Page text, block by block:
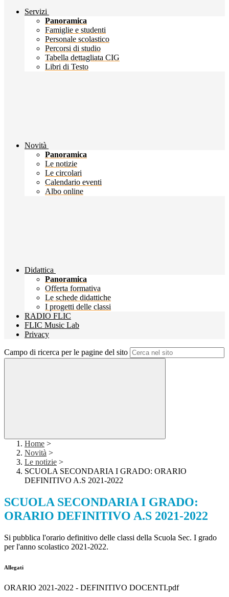
Servizi
Panoramica
Famiglie e studenti
Personale scolastico
Percorsi di studio
Tabella dettagliata CIG
Libri di Testo
Novità
Panoramica
Le notizie
Le circolari
Calendario eventi
Albo online
Didattica
Panoramica
Offerta formativa
Le schede didattiche
I progetti delle classi
RADIO FLIC
FLIC Music Lab
Privacy
Campo di ricerca per le pagine del sito
Home >
Novità >
Le notizie >
SCUOLA SECONDARIA I GRADO: ORARIO
DEFINITIVO A.S 2021-2022
SCUOLA SECONDARIA I GRADO:
ORARIO DEFINITIVO A.S 2021-2022
Si pubblica l'orario definitivo delle classi della Scuola Sec. I grado
per l'anno scolastico 2021-2022.
Allegati
ORARIO 2021-2022 - DEFINITIVO DOCENTI.pdf